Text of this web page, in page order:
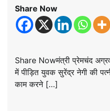
Share Now
Share Nowमंत्री प्रेमचंद
में पीड़ित युवक सुरेंद्र नेगी की
काम करने […]